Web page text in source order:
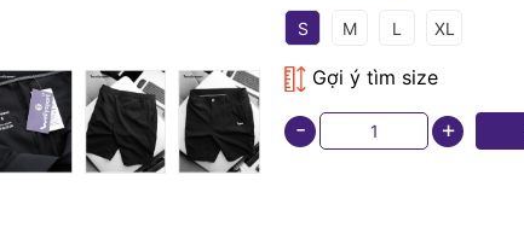
S M L XL
Gợi ý tìm size
- +